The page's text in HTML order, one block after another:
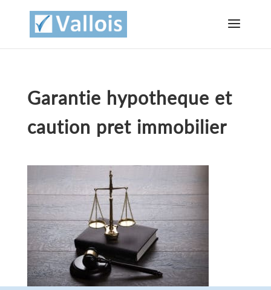
Garantie hypotheque et
caution pret immobilier